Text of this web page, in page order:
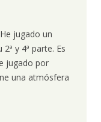
jugado un
y 4ª parte. Es
jugado por
una atmósfera